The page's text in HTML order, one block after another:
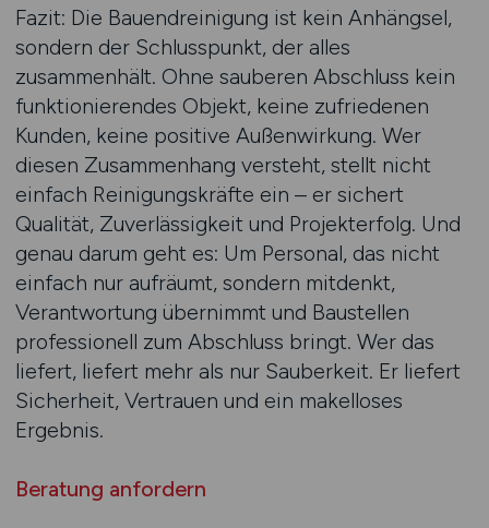
Fazit: Die Bauendreinigung ist kein Anhängsel,
sondern der Schlusspunkt, der alles
zusammenhält. Ohne sauberen Abschluss kein
funktionierendes Objekt, keine zufriedenen
Kunden, keine positive Außenwirkung. Wer
diesen Zusammenhang versteht, stellt nicht
einfach Reinigungskräfte ein – er sichert
Qualität, Zuverlässigkeit und Projekterfolg. Und
genau darum geht es: Um Personal, das nicht
einfach nur aufräumt, sondern mitdenkt,
Verantwortung übernimmt und Baustellen
professionell zum Abschluss bringt. Wer das
liefert, liefert mehr als nur Sauberkeit. Er liefert
Sicherheit, Vertrauen und ein makelloses
Ergebnis.
Beratung anfordern